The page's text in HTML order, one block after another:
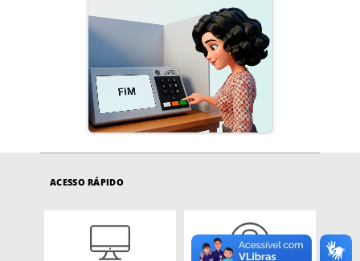
ACESSO RÁPIDO